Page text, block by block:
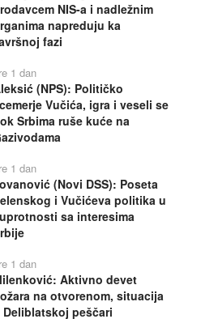
NIS-a i nadležnim
napreduju ka
fazi
1 dan
(NPS): Političko
Vučića, igra i veseli se
Srbima ruše kuće na
1 dan
(Novi DSS): Poseta
i Vučićeva politika u
sa interesima
1 dan
Aktivno devet
na otvorenom, situacija
Deliblatskoj peščari